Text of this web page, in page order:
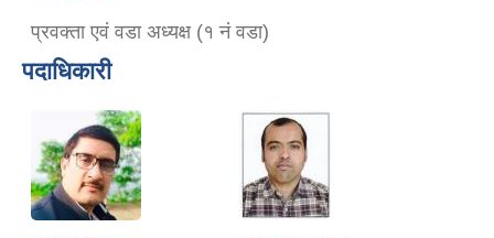
प्रवक्ता एवं वडा अध्यक्ष (१ नं वडा)
पदाधिकारी